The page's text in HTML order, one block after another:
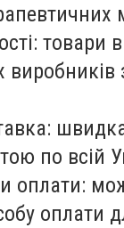
товари
по всій
оплати:
оплати